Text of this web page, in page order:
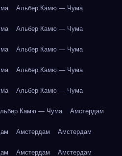
Альбер Камю — Чума
Альбер Камю — Чума
Альбер Камю — Чума
Альбер Камю — Чума
Альбер Камю — Чума
Камю — Чума Амстердам
Амстердам Амстердам
Амстердам Амстердам